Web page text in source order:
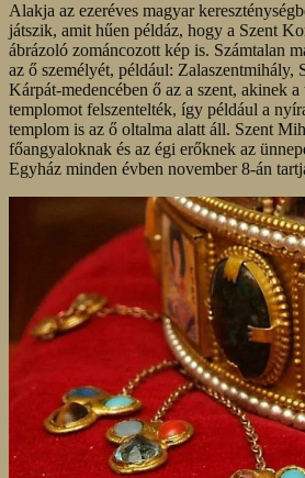
Alakja az ezeréves magyar
játszik, amit hűen példáz, hogy a Szent
ábrázoló zománcozott kép is. Számtalan
az ő személyét, például: Zalaszentmihály,
Kárpát-medencében ő az a szent, akinek
templomot felszentelték, így például a
templom is az ő oltalma alatt áll. Szent
főangyaloknak és az égi erőknek az
Egyház minden évben november 8-án